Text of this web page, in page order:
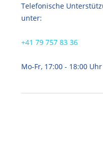
Telefonische
unter:
+41 79 757 83 36
Mo-Fr, 17:00 - 18:00 Uhr